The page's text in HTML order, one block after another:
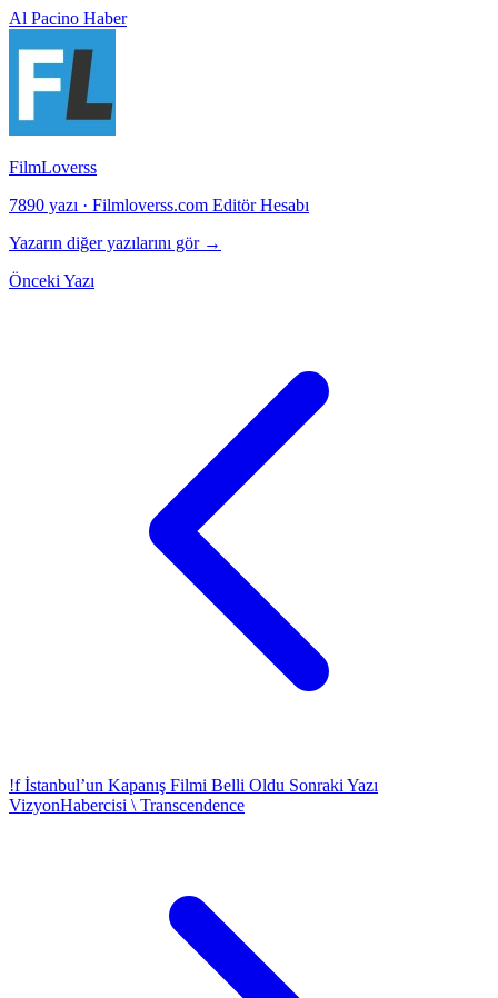
Al Pacino Haber
FilmLoverss
7890 yazı · Filmloverss.com Editör Hesabı
Yazarın diğer yazılarını gör →
Önceki Yazı
!f İstanbul’un Kapanış Filmi Belli Oldu Sonraki Yazı
VizyonHabercisi \ Transcendence